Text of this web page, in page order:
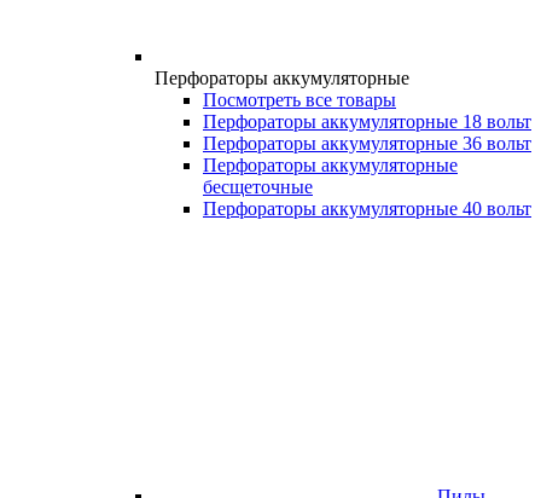
Перфораторы аккумуляторные
Посмотреть все товары
Перфораторы аккумуляторные 18 вольт
Перфораторы аккумуляторные 36 вольт
Перфораторы аккумуляторные
бесщеточные
Перфораторы аккумуляторные 40 вольт